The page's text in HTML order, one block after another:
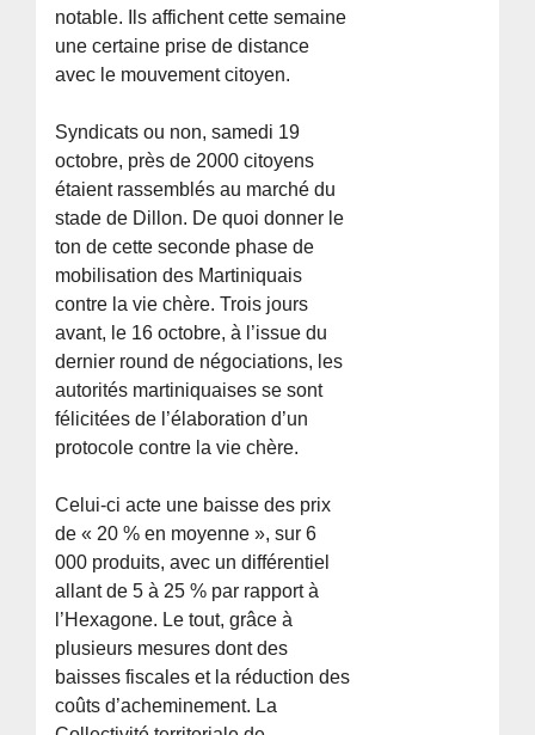
notable. Ils affichent cette semaine
une certaine prise de distance
avec le mouvement citoyen.
Syndicats ou non, samedi 19
octobre, près de 2000 citoyens
étaient rassemblés au marché du
stade de Dillon. De quoi donner le
ton de cette seconde phase de
mobilisation des Martiniquais
contre la vie chère. Trois jours
avant, le 16 octobre, à l’issue du
dernier round de négociations, les
autorités martiniquaises se sont
félicitées de l’élaboration d’un
protocole contre la vie chère.
Celui-ci acte une baisse des prix
de « 20 % en moyenne », sur 6
000 produits, avec un différentiel
allant de 5 à 25 % par rapport à
l’Hexagone. Le tout, grâce à
plusieurs mesures dont des
baisses fiscales et la réduction des
coûts d’acheminement. La